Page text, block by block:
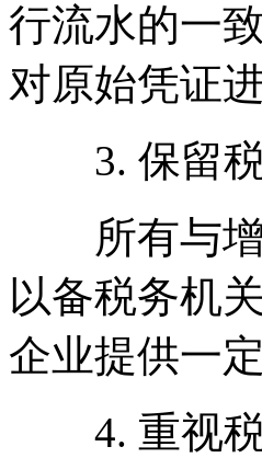
行流水的一
对原始凭证
3. 保留税
所有与增
以备税务机
企业提供一
4. 重视税